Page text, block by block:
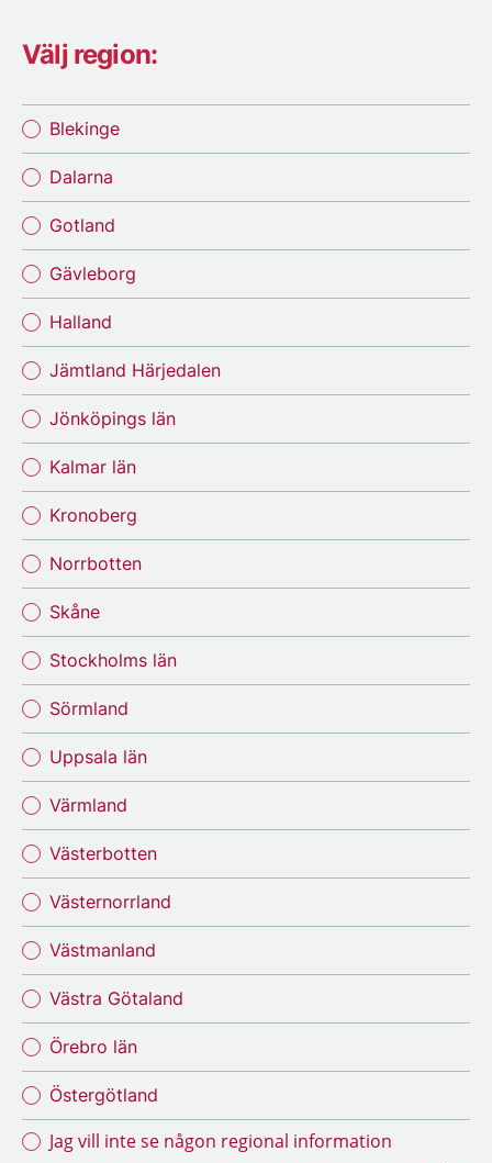
Välj region:
Blekinge
Dalarna
Gotland
Gävleborg
Halland
Jämtland Härjedalen
Jönköpings län
Kalmar län
Kronoberg
Norrbotten
Skåne
Stockholms län
Sörmland
Uppsala län
Värmland
Västerbotten
Västernorrland
Västmanland
Västra Götaland
Örebro län
Östergötland
Jag vill inte se någon regional information